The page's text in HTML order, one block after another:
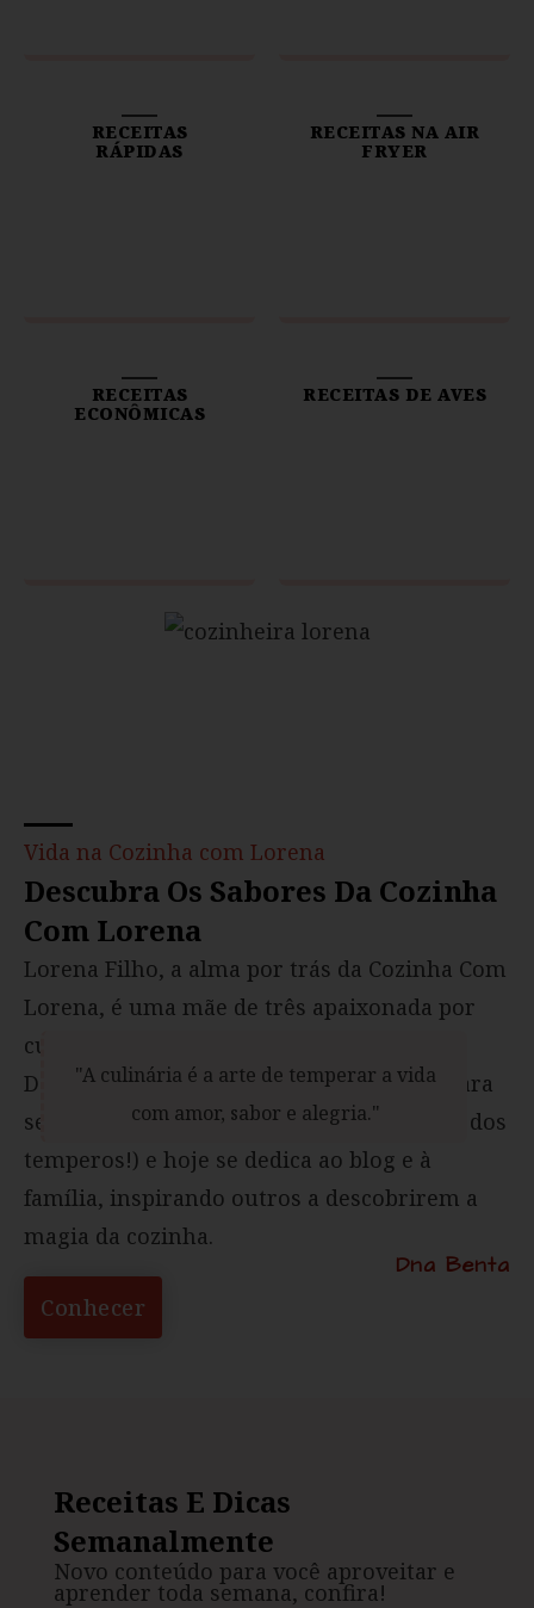
RECEITAS
RÁPIDAS
RECEITAS NA AIR
FRYER
RECEITAS
ECONÔMICAS
RECEITAS DE AVES
Vida na Cozinha com Lorena
Descubra Os Sabores Da Cozinha
Com Lorena
Lorena Filho, a alma por trás da Cozinha Com
Lorena, é uma mãe de três apaixonada por
culinária e por compartilhar o que sabe.
Deixou a formação acadêmica para trás para
seguir seu coração (e o aroma irresistível dos
temperos!) e hoje se dedica ao blog e à
família, inspirando outros a descobrirem a
magia da cozinha.
Dna Benta
Conhecer
"A culinária é a arte de temperar a vida
com amor, sabor e alegria."
Receitas E Dicas
Semanalmente
Novo conteúdo para você aproveitar e
aprender toda semana, confira!